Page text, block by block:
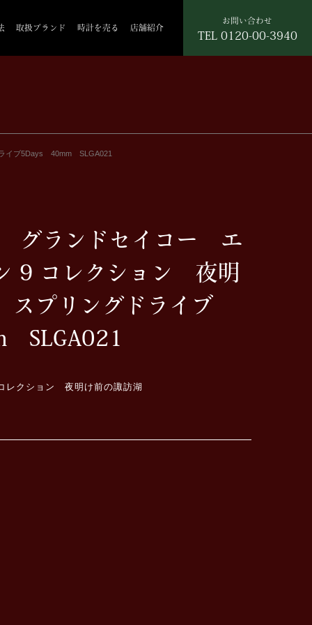
取扱ブランド 時計を売る 店舗紹介
お問い合わせ
TEL 0120-00-3940
イブ5Days 40mm SLGA021
グランドセイコー エ
9 コレクション 夜明
プリングドライブ
SLGA021
レクション 夜明け前の諏訪湖